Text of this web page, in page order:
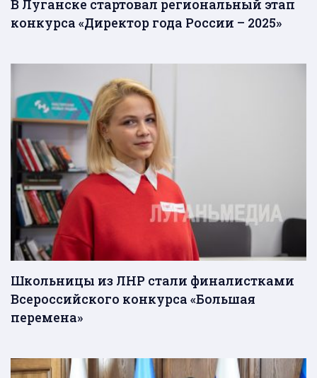
В Луганске стартовал региональный этап
конкурса «Директор года России – 2025»
Школьницы из ЛНР стали финалистками
Всероссийского конкурса «Большая
перемена»